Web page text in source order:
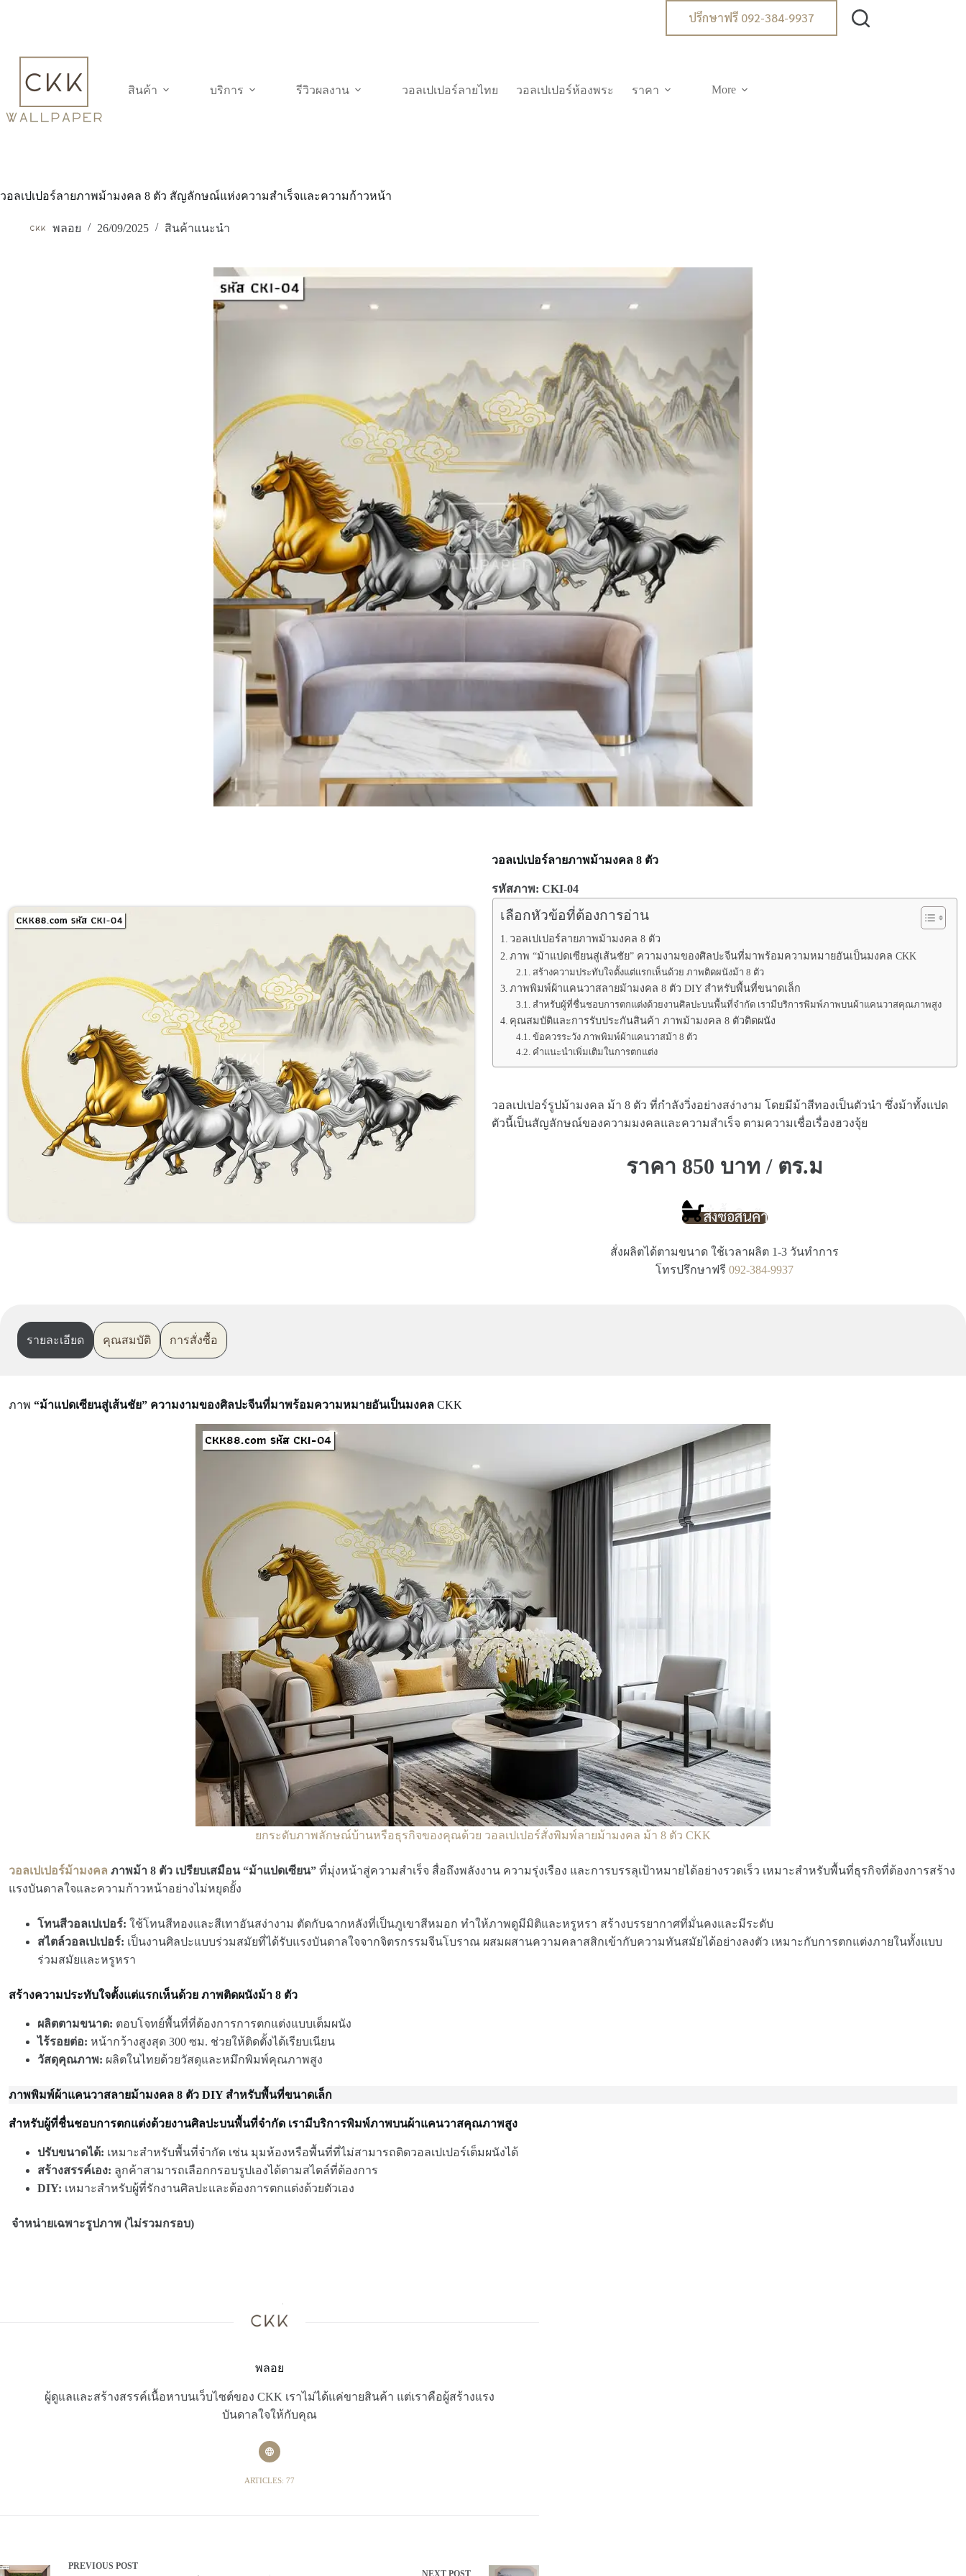
ปรึกษาฟรี 092-384-9937
สินค้า บริการ รีวิวผลงาน วอลเปเปอร์ลายไทย วอลเปเปอร์ห้องพระ ราคา More
วอลเปเปอร์ลายภาพม้ามงคล 8 ตัว สัญลักษณ์แห่งความสำเร็จและความก้าวหน้า
พลอย 26/09/2025 สินค้าแนะนำ
วอลเปเปอร์ลายภาพม้ามงคล 8 ตัว
รหัสภาพ: CKI-04
เลือกหัวข้อที่ต้องการอ่าน
วอลเปเปอร์ลายภาพม้ามงคล 8 ตัว
ภาพ “ม้าแปดเซียนสู่เส้นชัย” ความงามของศิลปะจีนที่มาพร้อมความหมายอันเป็นมงคล CKK
สร้างความประทับใจตั้งแต่แรกเห็นด้วย ภาพติดผนังม้า 8 ตัว
ภาพพิมพ์ผ้าแคนวาสลายม้ามงคล 8 ตัว DIY สำหรับพื้นที่ขนาดเล็ก
สำหรับผู้ที่ชื่นชอบการตกแต่งด้วยงานศิลปะบนพื้นที่จำกัด เรามีบริการพิมพ์ภาพบนผ้าแคนวาสคุณภาพสูง
คุณสมบัติและการรับประกันสินค้า ภาพม้ามงคล 8 ตัวติดผนัง
ข้อควรระวัง ภาพพิมพ์ผ้าแคนวาสม้า 8 ตัว
คำแนะนำเพิ่มเติมในการตกแต่ง
วอลเปเปอร์รูปม้ามงคล ม้า 8 ตัว ที่กำลังวิ่งอย่างสง่างาม โดยมีม้าสีทองเป็นตัวนำ ซึ่งม้าทั้งแปด
ตัวนี้เป็นสัญลักษณ์ของความมงคลและความสำเร็จ ตามความเชื่อเรื่องฮวงจุ้ย
ราคา 850 บาท / ตร.ม
สั่งซื้อสินค้า
สั่งผลิตได้ตามขนาด ใช้เวลาผลิต 1-3 วันทำการ
โทรปรึกษาฟรี 092-384-9937
รายละเอียด คุณสมบัติ การสั่งซื้อ
ภาพ “ม้าแปดเซียนสู่เส้นชัย” ความงามของศิลปะจีนที่มาพร้อมความหมายอันเป็นมงคล CKK
ยกระดับภาพลักษณ์บ้านหรือธุรกิจของคุณด้วย วอลเปเปอร์สั่งพิมพ์ลายม้ามงคล ม้า 8 ตัว CKK
วอลเปเปอร์ม้ามงคล ภาพม้า 8 ตัว เปรียบเสมือน “ม้าแปดเซียน” ที่มุ่งหน้าสู่ความสำเร็จ สื่อถึงพลังงาน ความรุ่งเรือง และการบรรลุเป้าหมายได้อย่างรวดเร็ว เหมาะสำหรับพื้นที่ธุรกิจที่ต้องการสร้าง
แรงบันดาลใจและความก้าวหน้าอย่างไม่หยุดยั้ง
โทนสีวอลเปเปอร์: ใช้โทนสีทองและสีเทาอันสง่างาม ตัดกับฉากหลังที่เป็นภูเขาสีหมอก ทำให้ภาพดูมีมิติและหรูหรา สร้างบรรยากาศที่มั่นคงและมีระดับ
สไตล์วอลเปเปอร์: เป็นงานศิลปะแบบร่วมสมัยที่ได้รับแรงบันดาลใจจากจิตรกรรมจีนโบราณ ผสมผสานความคลาสสิกเข้ากับความทันสมัยได้อย่างลงตัว เหมาะกับการตกแต่งภายในทั้งแบบ
ร่วมสมัยและหรูหรา
สร้างความประทับใจตั้งแต่แรกเห็นด้วย ภาพติดผนังม้า 8 ตัว
ผลิตตามขนาด: ตอบโจทย์พื้นที่ที่ต้องการการตกแต่งแบบเต็มผนัง
ไร้รอยต่อ: หน้ากว้างสูงสุด 300 ซม. ช่วยให้ติดตั้งได้เรียบเนียน
วัสดุคุณภาพ: ผลิตในไทยด้วยวัสดุและหมึกพิมพ์คุณภาพสูง
ภาพพิมพ์ผ้าแคนวาสลายม้ามงคล 8 ตัว DIY สำหรับพื้นที่ขนาดเล็ก
สำหรับผู้ที่ชื่นชอบการตกแต่งด้วยงานศิลปะบนพื้นที่จำกัด เรามีบริการพิมพ์ภาพบนผ้าแคนวาสคุณภาพสูง
ปรับขนาดได้: เหมาะสำหรับพื้นที่จำกัด เช่น มุมห้องหรือพื้นที่ที่ไม่สามารถติดวอลเปเปอร์เต็มผนังได้
สร้างสรรค์เอง: ลูกค้าสามารถเลือกกรอบรูปเองได้ตามสไตล์ที่ต้องการ
DIY: เหมาะสำหรับผู้ที่รักงานศิลปะและต้องการตกแต่งด้วยตัวเอง
จำหน่ายเฉพาะรูปภาพ (ไม่รวมกรอบ)
พลอย
ผู้ดูแลและสร้างสรรค์เนื้อหาบนเว็บไซต์ของ CKK เราไม่ได้แค่ขายสินค้า แต่เราคือผู้สร้างแรง
บันดาลใจให้กับคุณ
ARTICLES: 77
PREVIOUS POST
NEXT POST